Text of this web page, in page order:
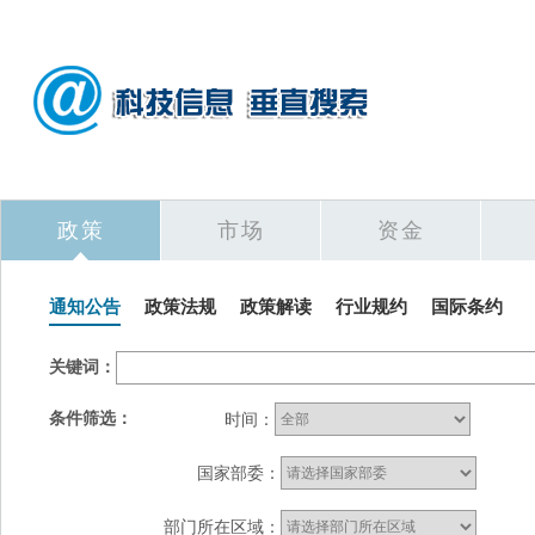
政策 市场 资金
通知公告 政策法规 政策解读 行业规约 国际条约
关键词：
条件筛选： 时间：
国家部委：
部门所在区域：